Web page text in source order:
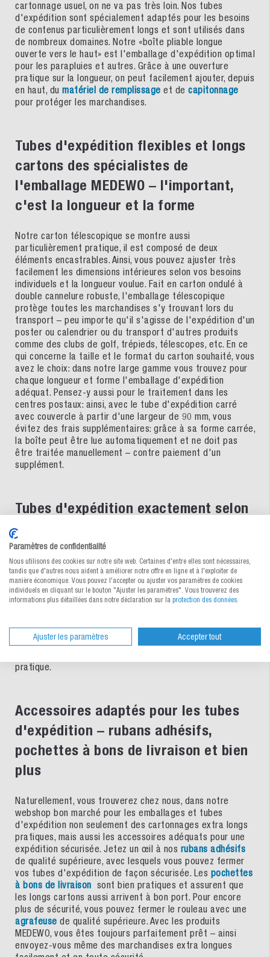
cartonnage usuel, on ne va pas très loin. Nos tubes
d'expédition sont spécialement adaptés pour les besoins
de contenus particulièrement longs et sont utilisés dans
de nombreux domaines. Notre «boîte pliable longue
ouverte vers le haut» est l'emballage d'expédition optimal
pour les parapluies et autres. Grâce à une ouverture
pratique sur la longueur, on peut facilement ajouter, depuis
en haut, du matériel de remplissage et de capitonnage
pour protéger les marchandises.
Tubes d'expédition flexibles et longs
cartons des spécialistes de
l'emballage MEDEWO – l'important,
c'est la longueur et la forme
Notre carton télescopique se montre aussi
particulièrement pratique, il est composé de deux
éléments encastrables. Ainsi, vous pouvez ajuster très
facilement les dimensions intérieures selon vos besoins
individuels et la longueur voulue. Fait en carton ondulé à
double cannelure robuste, l'emballage télescopique
protège toutes les marchandises s'y trouvant lors du
transport – peu importe qu'il s'agisse de l'expédition d'un
poster ou calendrier ou du transport d'autres produits
comme des clubs de golf, trépieds, télescopes, etc. En ce
qui concerne la taille et le format du carton souhaité, vous
avez le choix: dans notre large gamme vous trouvez pour
chaque longueur et forme l'emballage d'expédition
adéquat. Pensez-y aussi pour le traitement dans les
centres postaux: ainsi, avec le tube d'expédition carré
avec couvercle à partir d'une largeur de 90 mm, vous
évitez des frais supplémentaires: grâce à sa forme carrée,
la boîte peut être lue automatiquement et ne doit pas
être traitée manuellement – contre paiement d'un
supplément.
Tubes d'expédition exactement selon
vos besoins
Vous devez envoyer des objets volumineux ou très longs
et ne trouvez aucun carton d'expédition adéquat? Nous
pouvons également résoudre facilement ce problème.
Jetez donc un œil à notrecarton ondulé sans fin, que vous
pouvez découper selon la taille voulue et ainsi envoyer
protégées, le tout sans trop d'effort. Chez MEDEWO,
achetez vos emballages et boîtes d'expédition de plans
pratique.
Accessoires adaptés pour les tubes
d'expédition – rubans adhésifs,
pochettes à bons de livraison et bien
plus
Naturellement, vous trouverez chez nous, dans notre
webshop bon marché pour les emballages et tubes
d'expédition non seulement des cartonnages extra longs
pratiques, mais aussi les accessoires adéquats pour une
expédition sécurisée. Jetez un œil à nos rubans adhésifs
de qualité supérieure, avec lesquels vous pouvez fermer
vos tubes d'expédition de façon sécurisée. Les pochettes
à bons de livraison sont bien pratiques et assurent que
les longs cartons aussi arrivent à bon port. Pour encore
plus de sécurité, vous pouvez fermer le rouleau avec une
agrafeuse de qualité supérieure. Avec les produits
MEDEWO, vous êtes toujours parfaitement prêt – ainsi
envoyez-vous même des marchandises extra longues
Paramètres de confidentialité
Nous utilisons des cookies sur notre site web. Certaines d'entre elles sont nécessaires,
tandis que d'autres nous aident à améliorer notre offre en ligne et à l'exploiter de
manière économique. Vous pouvez l'accepter ou ajuster vos paramètres de cookies
individuels en cliquant sur le bouton "Ajuster les paramètres". Vous trouverez des
informations plus détaillées dans notre déclaration sur la protection des données
Ajuster les paramètres Accepter tout